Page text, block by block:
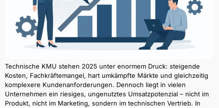
Technische KMU stehen 2025 unter enormem Druck: steigende
Kosten, Fachkräftemangel, hart umkämpfte Märkte und gleichzeitig
komplexere Kundenanforderungen. Dennoch liegt in vielen
Unternehmen ein riesiges, ungenutztes Umsatzpotenzial – nicht im
Produkt, nicht im Marketing, sondern im technischen Vertrieb. In